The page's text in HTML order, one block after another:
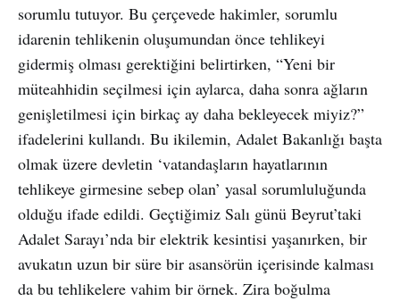
sorumlu tutuyor. Bu çerçevede hakimler, sorumlu
idarenin tehlikenin oluşumundan önce tehlikeyi
gidermiş olması gerektiğini belirtirken, “Yeni bir
müteahhidin seçilmesi için aylarca, daha sonra ağların
genişletilmesi için birkaç ay daha bekleyecek miyiz?”
ifadelerini kullandı. Bu ikilemin, Adalet Bakanlığı başta
olmak üzere devletin ‘vatandaşların hayatlarının
tehlikeye girmesine sebep olan’ yasal sorumluluğunda
olduğu ifade edildi. Geçtiğimiz Salı günü Beyrut’taki
Adalet Sarayı’nda bir elektrik kesintisi yaşanırken, bir
avukatın uzun bir süre bir asansörün içerisinde kalması
da bu tehlikelere vahim bir örnek. Zira boğulma